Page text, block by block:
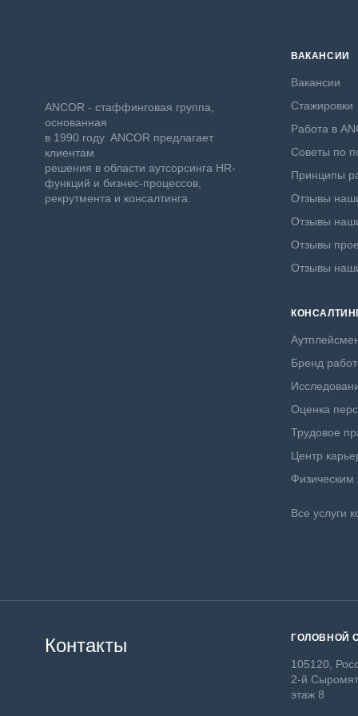
ANCOR - стаффинговая группа,
основанная
в 1990 году. ANCOR предлагает
клиентам
решения в области аутсорсинга HR-
функций и бизнес-процессов,
рекрутмента и консалтинга.
ВАКАНСИИ
Вакансии
Стажировки
Работа в
Советы по
Принципы
Отзывы
Отзывы
Отзывы
Отзывы
Бренд
Оценка
Трудовое
Центр
Физическим
Все услуги
Контакты ГОЛОВНОЙ
105120,
2-й
этаж 8